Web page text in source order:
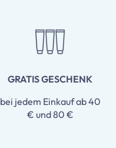
GRATIS GESCHENK
bei jedem Einkauf ab 40
€ und 80 €